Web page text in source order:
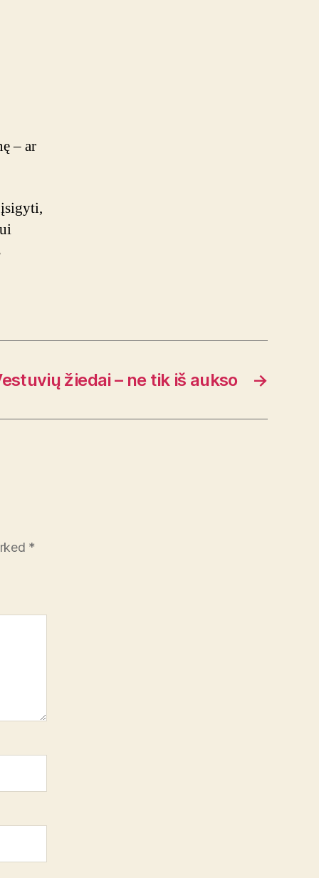
– ar
→
žiedai – ne tik iš aukso
*